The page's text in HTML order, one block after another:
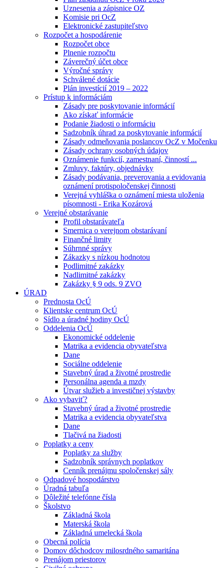
Uznesenia a zápisnice OZ
Komisie pri OcZ
Elektronické zastupiteľstvo
Rozpočet a hospodárenie
Rozpočet obce
Plnenie rozpočtu
Záverečný účet obce
Výročné správy
Schválené dotácie
Plán investícií 2019 – 2022
Prístup k informáciám
Zásady pre poskytovanie informácií
Ako získať informácie
Podanie žiadosti o informáciu
Sadzobník úhrad za poskytovanie informácií
Zásady odmeňovania poslancov OcZ v Močenku
Zásady ochrany osobných údajov
Oznámenie funkcií, zamestnaní, činností ...
Zmluvy, faktúry, objednávky
Zásady podávania, preverovania a evidovania
oznámení protispoločenskej činnosti
Verejná vyhláška o oznámení miesta uloženia
písomnosti - Erika Kozárová
Verejné obstarávanie
Profil obstarávateľa
Smernica o verejnom obstarávaní
Finančné limity
Súhrnné správy
Zákazky s nízkou hodnotou
Podlimitné zakázky
Nadlimitné zakázky
Zakázky § 9 ods. 9 ZVO
ÚRAD
Prednosta OcÚ
Klientske centrum OcÚ
Sídlo a úradné hodiny OcÚ
Oddelenia OcÚ
Ekonomické oddelenie
Matrika a evidencia obyvateľstva
Dane
Sociálne oddelenie
Stavebný úrad a životné prostredie
Personálna agenda a mzdy
Útvar služieb a investičnej výstavby
Ako vybaviť?
Stavebný úrad a životné prostredie
Matrika a evidencia obyvateľstva
Dane
Tlačivá na žiadosti
Poplatky a ceny
Poplatky za služby
Sadzobník správnych poplatkov
Cenník prenájmu spoločenskej sály
Odpadové hospodárstvo
Úradná tabuľa
Dôležité telefónne čísla
Školstvo
Základná škola
Materská škola
Základná umelecká škola
Obecná polícia
Domov dôchodcov milosrdného samaritána
Prenájom priestorov